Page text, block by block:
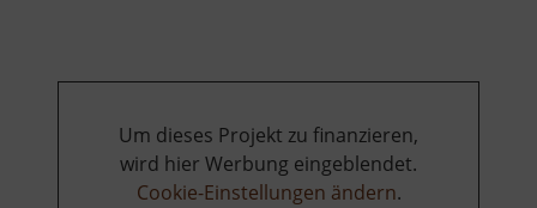
Um dieses Projekt zu finanzieren,
wird hier Werbung eingeblendet.
Cookie-Einstellungen ändern.